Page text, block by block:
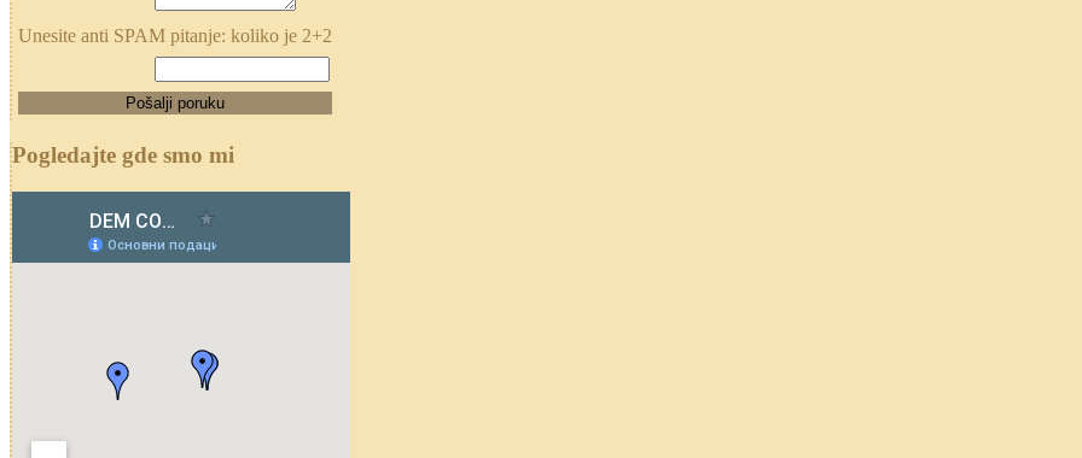
Unesite anti SPAM pitanje: koliko je 2+2
Pogledajte gde smo mi